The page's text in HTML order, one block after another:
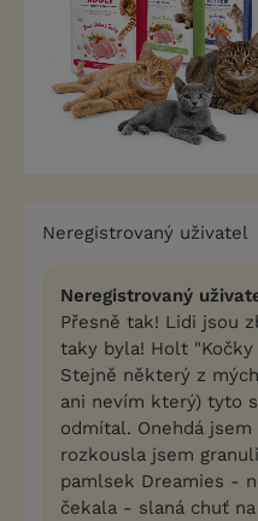
Neregistrovaný uživatel
Neregistrovaný
Přesně tak! Lidi jsou
taky byla! Holt
Stejně některý z
ani nevím který) tyto
odmítal. Onehdá
rozkousla jsem
pamlsek Dreamies -
čekala - slaná chuť